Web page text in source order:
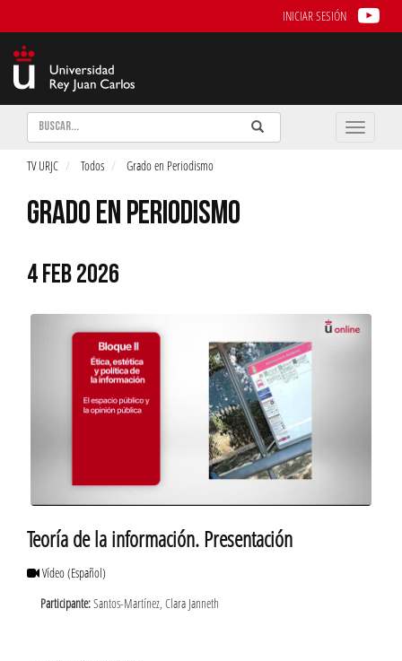
INICIAR SESIÓN
Buscar Enviar
Buscar
Toggle
TV URJC Todos Grado en Periodismo
GRADO EN PERIODISMO
4 FEB 2026
Teoría de la información. Presentación
Vídeo(Español)
Participante:Santos-Martínez, Clara Janneth